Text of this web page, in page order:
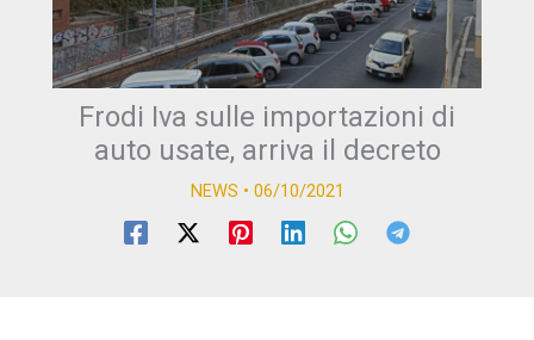
Frodi Iva sulle importazioni di
auto usate, arriva il decreto
NEWS • 06/10/2021